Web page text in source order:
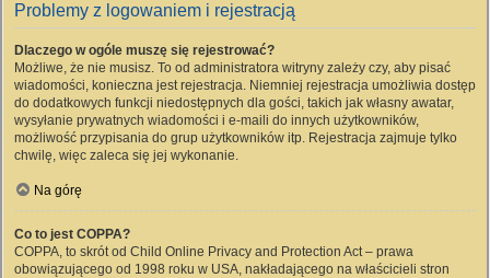
Problemy z logowaniem i rejestracją
Dlaczego w ogóle muszę się rejestrować?
Możliwe, że nie musisz. To od administratora witryny zależy czy, aby pisać
wiadomości, konieczna jest rejestracja. Niemniej rejestracja umożliwia dostęp
do dodatkowych funkcji niedostępnych dla gości, takich jak własny awatar,
wysyłanie prywatnych wiadomości i e-maili do innych użytkowników,
możliwość przypisania do grup użytkowników itp. Rejestracja zajmuje tylko
chwilę, więc zaleca się jej wykonanie.
Na górę
Co to jest COPPA?
COPPA, to skrót od Child Online Privacy and Protection Act – prawa
obowiązującego od 1998 roku w USA, nakładającego na właścicieli stron